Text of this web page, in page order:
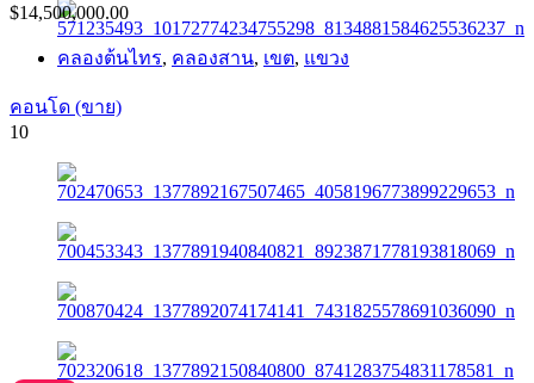
$14,500,000.00
คลองต้นไทร, คลองสาน, เขต, แขวง
คอนโด (ขาย)
10